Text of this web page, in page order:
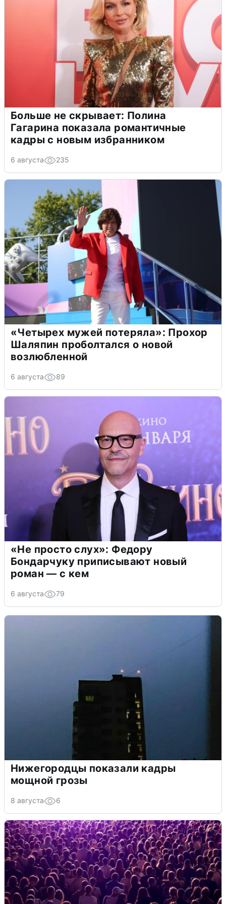
Больше не скрывает: Полина
Гагарина показала романтичные
кадры с новым избранником
6 августа 235
«Четырех мужей потеряла»: Прохор
Шаляпин проболтался о новой
возлюбленной
6 августа 89
«Не просто слух»: Федору
Бондарчуку приписывают новый
роман — с кем
6 августа 79
Нижегородцы показали кадры
мощной грозы
8 августа 6